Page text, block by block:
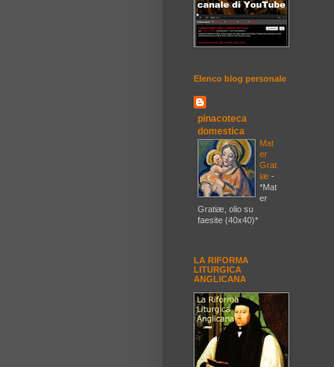
Elenco blog personale
pinacoteca
domestica
Mat
er
Grat
iæ -
*Mat
er
Gratiæ, olio su
faesite (40x40)*
LA RIFORMA
LITURGICA
ANGLICANA